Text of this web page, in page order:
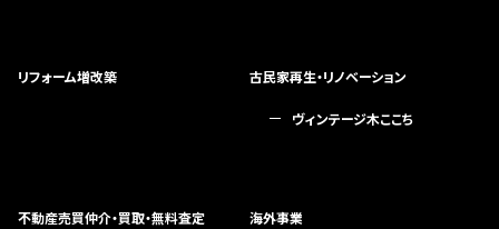
リフォーム増改築 古民家再生・リノベーション
ヴィンテージ木ここち
不動産売買仲介・買取・無料査定 海外事業